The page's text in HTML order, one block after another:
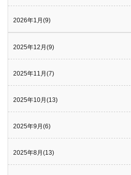
2026年1月(9)
2025年12月(9)
2025年11月(7)
2025年10月(13)
2025年9月(6)
2025年8月(13)